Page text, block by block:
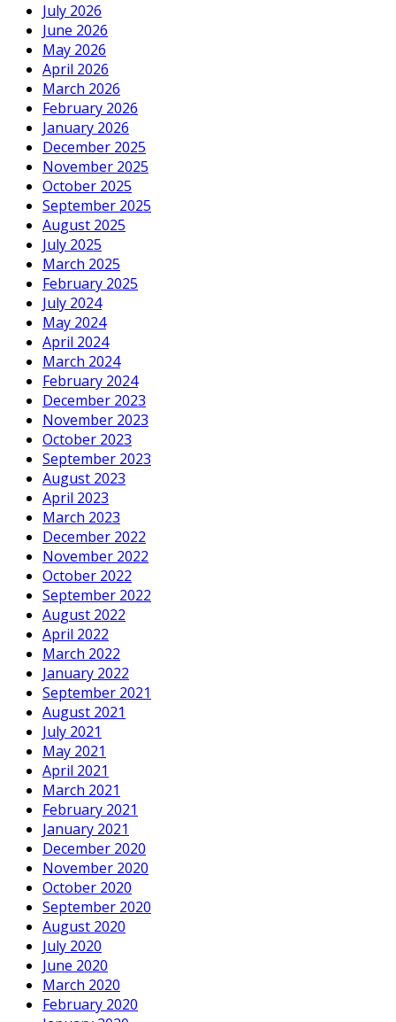
July 2026
June 2026
May 2026
April 2026
March 2026
February 2026
January 2026
December 2025
November 2025
October 2025
September 2025
August 2025
July 2025
March 2025
February 2025
July 2024
May 2024
April 2024
March 2024
February 2024
December 2023
November 2023
October 2023
September 2023
August 2023
April 2023
March 2023
December 2022
November 2022
October 2022
September 2022
August 2022
April 2022
March 2022
January 2022
September 2021
August 2021
July 2021
May 2021
April 2021
March 2021
February 2021
January 2021
December 2020
November 2020
October 2020
September 2020
August 2020
July 2020
June 2020
March 2020
February 2020